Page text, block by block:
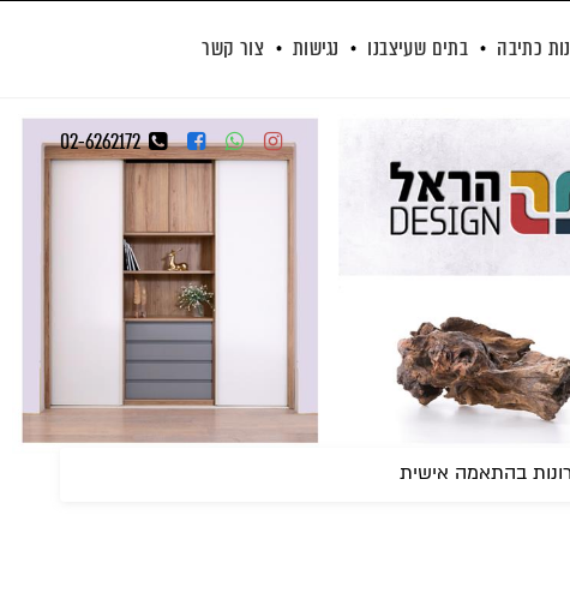
כתיבה בתים שעיצבנו נגישות צור קשר
02-6262172
בהתאמה אישית